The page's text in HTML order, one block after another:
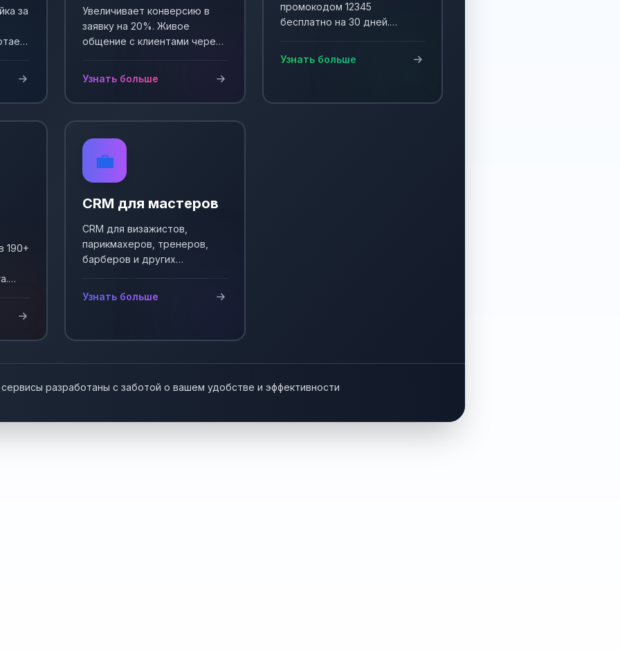
за
Увеличивает конверсию в
заявку на 20%. Живое
общение с клиентами через
Узнать больше
промокодом 12345
бесплатно на 30 дней.
Узнать больше
190+
💼
CRM для мастеров
CRM для визажистов,
парикмахеров, тренеров,
барберов и других
Узнать больше
сервисы разработаны с заботой о вашем удобстве и эффективности